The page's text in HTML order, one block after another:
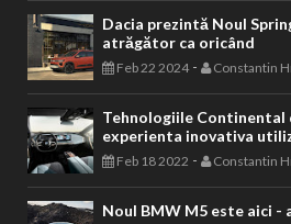
Dacia prezintă Noul
atrăgător ca oricând
Feb 22 2024- Constantin
Tehnologiile Continental
experienta inovativa
Feb 18 2022 - Constantin
Noul BMW M5 este aici -